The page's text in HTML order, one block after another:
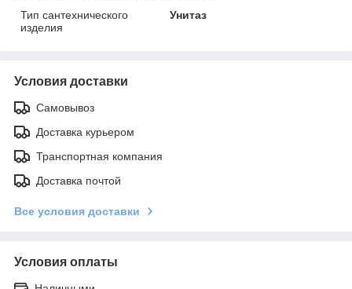
Тип сантехнического
изделия
Унитаз
Условия доставки
Самовывоз
Доставка курьером
Транспортная компания
Доставка почтой
Все условия доставки
Условия оплаты